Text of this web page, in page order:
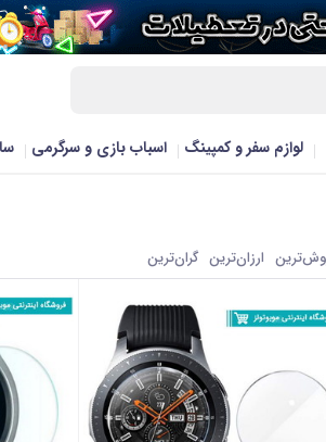
لوازم سفر و کمپینگ اسباب بازی و سرگرمی
ارزان‌ترین گران‌ترین